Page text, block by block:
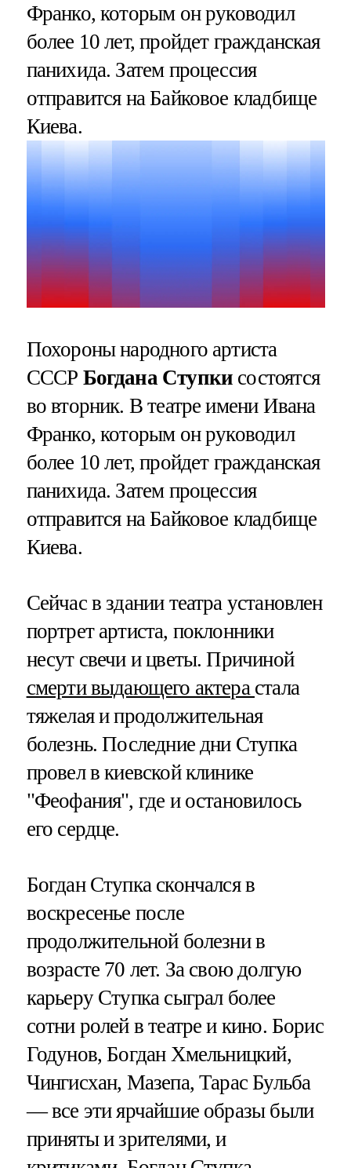
Франко, которым он руководил
более 10 лет, пройдет гражданская
панихида. Затем процессия
отправится на Байковое кладбище
Киева.
Похороны народного артиста
СССР Богдана Ступки состоятся
во вторник. В театре имени Ивана
Франко, которым он руководил
более 10 лет, пройдет гражданская
панихида. Затем процессия
отправится на Байковое кладбище
Киева.
Сейчас в здании театра установлен
портрет артиста, поклонники
несут свечи и цветы. Причиной
смерти выдающего актера стала
тяжелая и продолжительная
болезнь. Последние дни Ступка
провел в киевской клинике
"Феофания", где и остановилось
его сердце.
Богдан Ступка скончался в
воскресенье после
продолжительной болезни в
возрасте 70 лет. За свою долгую
карьеру Ступка сыграл более
сотни ролей в театре и кино. Борис
Годунов, Богдан Хмельницкий,
Чингисхан, Мазепа, Тарас Бульба
— все эти ярчайшие образы были
приняты и зрителями, и